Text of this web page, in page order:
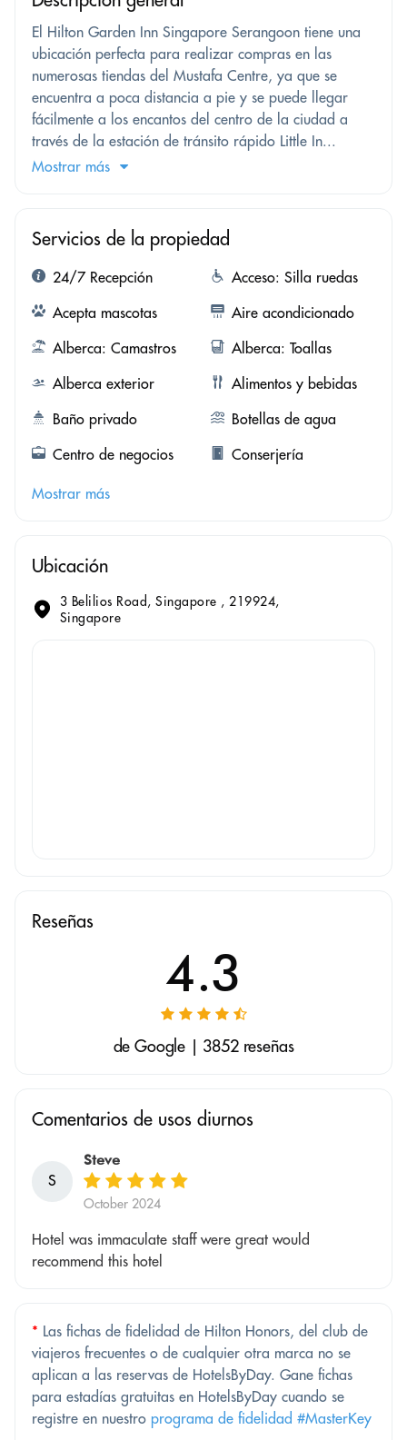
El Hilton Garden Inn Singapore Serangoon tiene una
ubicación perfecta para realizar compras en las
numerosas tiendas del Mustafa Centre, ya que se
encuentra a poca distancia a pie y se puede llegar
fácilmente a los encantos del centro de la ciudad a
través de la estación de tránsito rápido Little In...
Mostrar más
Servicios de la propiedad
24/7 Recepción
Acceso: Silla ruedas
Acepta mascotas
Aire acondicionado
Alberca: Camastros
Alberca: Toallas
Alberca exterior
Alimentos y bebidas
Baño privado
Botellas de agua
Centro de negocios
Conserjería
Mostrar más
Ubicación
3 Belilios Road, Singapore , 219924,
Singapore
Reseñas
4.3
de Google | 3852 reseñas
Comentarios de usos diurnos
S
Steve
October 2024
Hotel was immaculate staff were great would
recommend this hotel
* Las fichas de fidelidad de Hilton Honors, del club de
viajeros frecuentes o de cualquier otra marca no se
aplican a las reservas de HotelsByDay. Gane fichas
para estadías gratuitas en HotelsByDay cuando se
registre en nuestro programa de fidelidad #MasterKey